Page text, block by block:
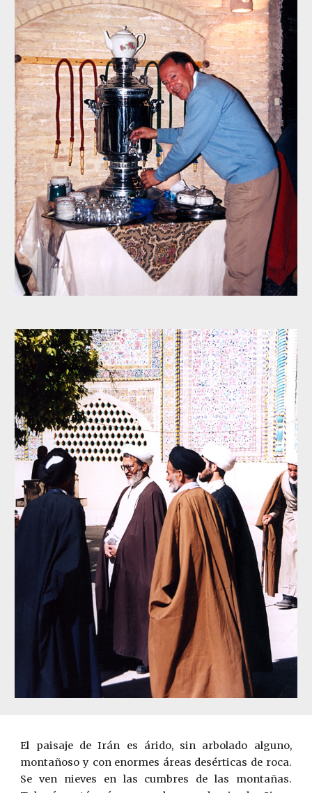
El paisaje de Irán es árido, sin arbolado alguno,
montañoso y con enormes áreas desérticas de roca.
Se ven nieves en las cumbres de las montañas.